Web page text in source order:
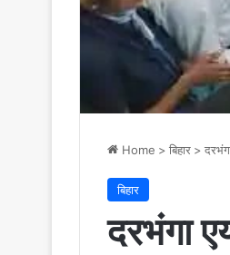
Home > बिहार >
बिहार
दरभंगा